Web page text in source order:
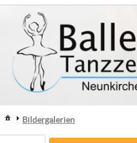
Bildergalerien